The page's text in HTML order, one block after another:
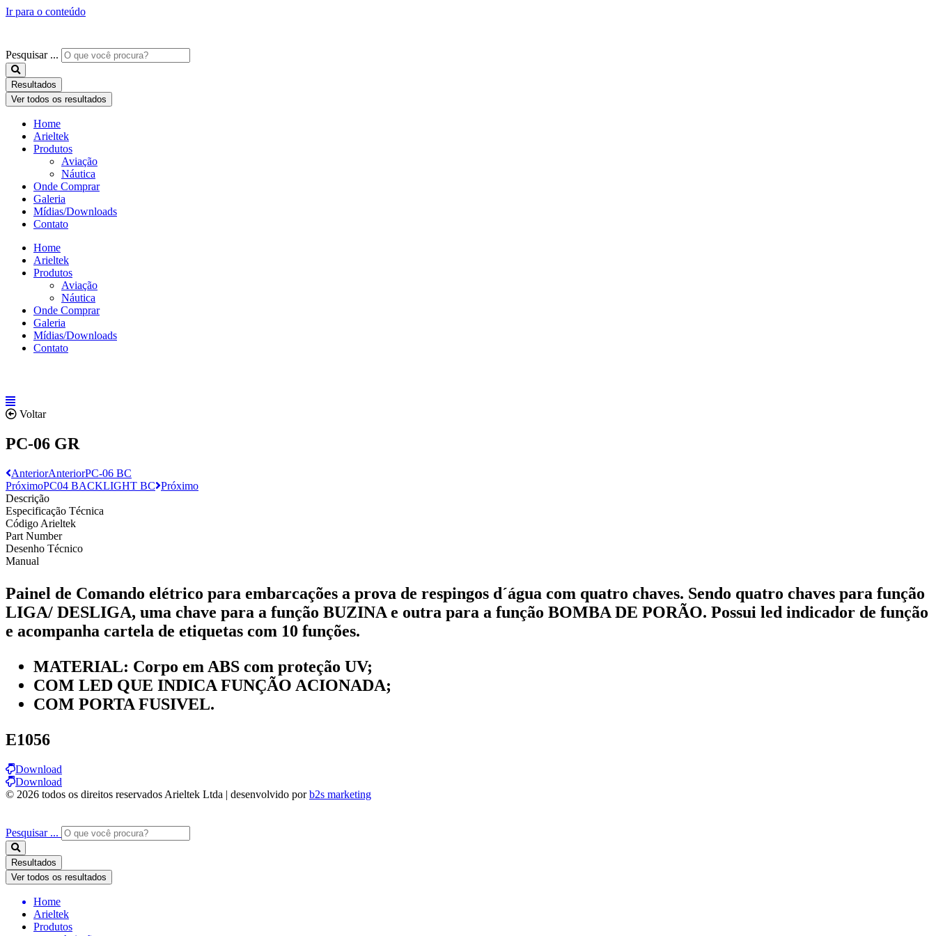
Ir para o conteúdo
Pesquisar ...
Resultados
Ver todos os resultados
Home
Arieltek
Produtos
Aviação
Náutica
Onde Comprar
Galeria
Mídias/Downloads
Contato
Home
Arieltek
Produtos
Aviação
Náutica
Onde Comprar
Galeria
Mídias/Downloads
Contato
Voltar
PC-06 GR
AnteriorAnteriorPC-06 BC
PróximoPC04 BACKLIGHT BC Próximo
Descrição
Especificação Técnica
Código Arieltek
Part Number
Desenho Técnico
Manual
Painel de Comando elétrico para embarcações a prova de respingos d´água com quatro chaves. Sendo quatro chaves para função
LIGA/ DESLIGA, uma chave para a função BUZINA e outra para a função BOMBA DE PORÃO. Possui led indicador de função
e acompanha cartela de etiquetas com 10 funções.
MATERIAL: Corpo em ABS com proteção UV;
COM LED QUE INDICA FUNÇÃO ACIONADA;
COM PORTA FUSIVEL.
E1056
Download
Download
© 2026 todos os direitos reservados Arieltek Ltda | desenvolvido porb2s marketing
Pesquisar ...
Resultados
Ver todos os resultados
Home
Arieltek
Produtos